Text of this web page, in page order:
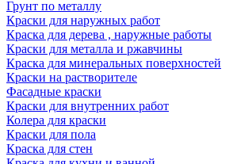
Грунт по металлу
Краски для наружных работ
Краска для дерева , наружные работы
Краски для металла и ржавчины
Краска для минеральных поверхностей
Краски на растворителе
Фасадные краски
Краски для внутренних работ
Колера для краски
Краски для пола
Краска для стен